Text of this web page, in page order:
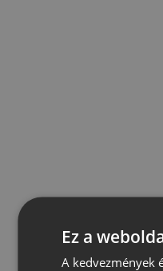
Ez a
A kedvezmények